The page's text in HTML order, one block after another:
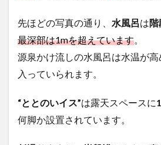
先ほどの写真の通り、 水風呂は階
最深部は1mを超えています
源泉かけ流しの水風呂は水温が高
入っていられます。
“ととのいイス”は露天スペースに
何脚か設置されています。